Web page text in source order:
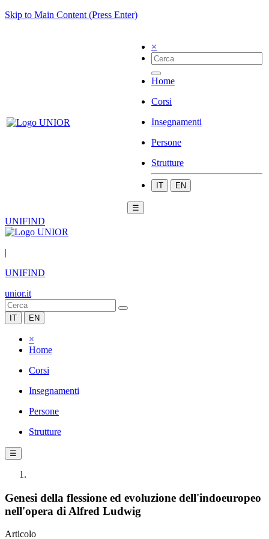
Skip to Main Content (Press Enter)
×
Home
Corsi
Insegnamenti
Persone
Strutture
IT EN
☰
UNIFIND
|
UNIFIND
unior.it
IT EN
×
Home
Corsi
Insegnamenti
Persone
Strutture
☰
Genesi della flessione ed evoluzione dell'indoeuropeo
nell'opera di Alfred Ludwig
Articolo